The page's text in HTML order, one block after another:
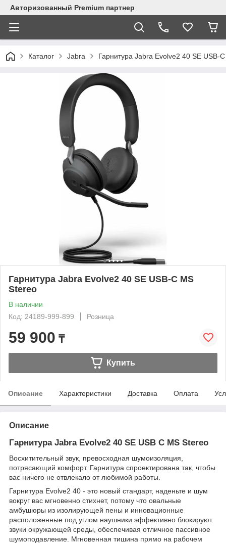
Авторизованный Premium партнер
Каталог Jabra Гарнитура Jabra Evolve2 40 SE USB-
Гарнитура Jabra Evolve2 40 SE USB-C MS
Stereo
В наличии
Код: 24189-999-899
Розница
59 900 ₸
Купить
Описание Характеристики Доставка Оплата
Описание
Гарнитура Jabra Evolve2 40 SE USB C MS Stereo
Восхитительный звук, превосходная шумоизоляция,
потрясающий комфорт. Гарнитура спроектирована так, чтобы
вас ничего не отвлекало от любимой работы.
Гарнитура Evolve2 40 - это новый стандарт, наденьте и шум
вокруг вас мгновенно стихнет, потому что овальные
амбушюры из изолирующей пены и инновационные
расположенные под углом наушники эффективно блокируют
звуки окружающей среды, обеспечивая отличное пассивное
шумоподавление. Мгновенная тишина прямо на рабочем